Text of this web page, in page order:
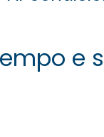
e